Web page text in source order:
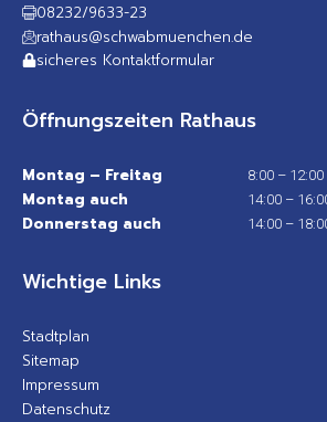
08232/9633-23
rathaus@schwabmuenchen.de
sicheres Kontaktformular
Öffnungszeiten Rathaus
Montag – Freitag 8:00 –
Montag auch 14:00 –
Donnerstag auch 14:00 –
Wichtige Links
Stadtplan
Sitemap
Impressum
Datenschutz